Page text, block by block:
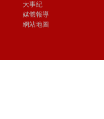
大事紀
媒體報導
網站地圖